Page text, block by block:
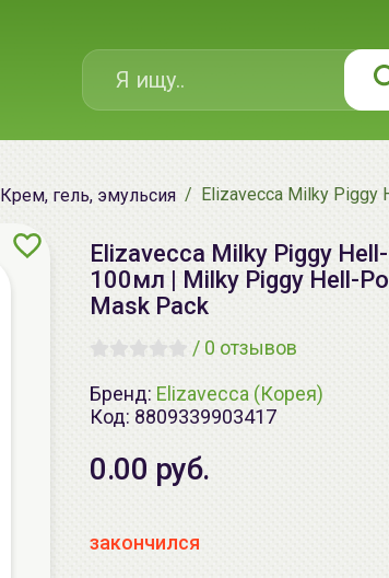
Крем, гель, эмульсия Elizavecca Milky Piggy
Elizavecca Milky Piggy
100мл | Milky Piggy Hell-
Mask Pack
/ 0 отзывов
Бренд: Elizavecca (Корея)
Код: 8809339903417
0.00 руб.
закончился